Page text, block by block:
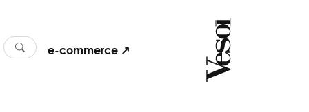
e-commerce ↗